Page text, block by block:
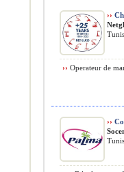
››
›› Operateur de
››